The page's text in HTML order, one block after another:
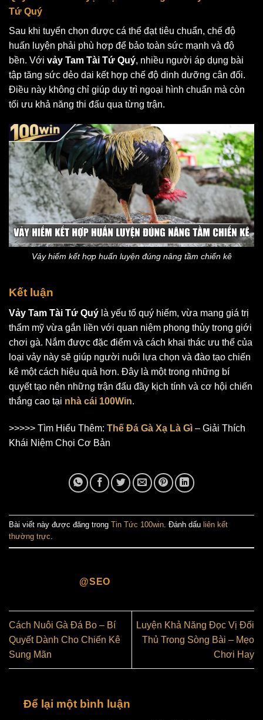
Tứ Quý
Sau khi tuyển chọn được cá thể đạt tiêu chuẩn, chế độ
huấn luyện phải phù hợp để bảo toàn sức mạnh và độ
bền. Với vảy Tam Tài Tứ Quý, nhiều người áp dụng bài
tập tăng sức dẻo dai kết hợp chế độ dinh dưỡng cân đối.
Điều này không chỉ giúp duy trì ngoại hình chuẩn mà còn
tối ưu khả năng thi đấu qua từng trận.
Vảy hiếm kết hợp huấn luyện đúng nâng tầm chiến kê
Kết luận
Vảy Tam Tài Tứ Quý là yếu tố quý hiếm, vừa mang giá trị
thẩm mỹ vừa gắn liền với quan niệm phong thủy trong giới
chơi gà. Nắm được đặc điểm và cách khai thác ưu thế của
loại vảy này sẽ giúp người nuôi lựa chọn và đào tạo chiến
kê một cách hiệu quả hơn. Đây là một trong những bí
quyết tạo nên những trận đấu đầy kịch tính và cơ hội chiến
thắng cao tại nhà cái 100Win.
>>>>> Tìm Hiểu Thêm: Thế Đá Gà Xạ Là Gì – Giải Thích
Khái Niệm Chọi Cơ Bản
Bài viết này được đăng trong Tin Tức 100win . Đánh dấu liên kết
thường trực
@SEO
Cách Nuôi Gà Đá Bo – Bí
Quyết Dành Cho Chiến Kê
Sung Mãn
Luyện Khả Năng Đọc Vị Đối
Thủ Trong Sòng Bài – Mẹo
Chơi Hay
Để lại một bình luận